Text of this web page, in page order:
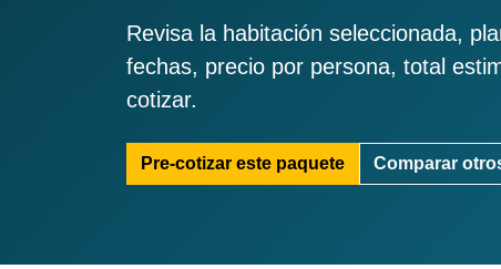
Revisa la habitación seleccionada,
fechas, precio por persona, total
cotizar.
Pre-cotizar este paquete Comparar